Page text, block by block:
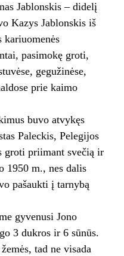
Jablonskis – didelį
Kazys Jablonskis iš
pasimokę groti,
gegužinėse,
prie kaimo
buvo atvykęs
Paleckis, Pelegijos
groti priimant svečią ir
1950 m., nes dalis
pašaukti į tarnybą
gyvenusi Jono
3 dukros ir 6 sūnūs.
tad ne visada